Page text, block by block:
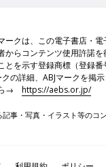
ークは、この電子書店・電
からコンテンツ使用許諾
とを示す登録商標（登録番
クの詳細、ABJマークを掲
ら→https://aebs.or.jp/
事・写真・イラスト等のコ